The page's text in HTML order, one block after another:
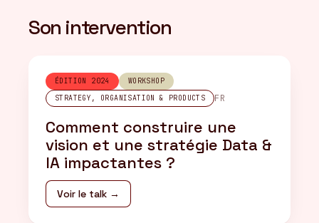
Son intervention
ÉDITION 2024
WORKSHOP
STRATEGY, ORGANISATION & PRODUCTS
FR
Comment construire une
vision et une stratégie Data &
IA impactantes ?
Voir le talk →